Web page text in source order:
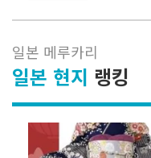
일본 메루카리
일본 현지 랭킹